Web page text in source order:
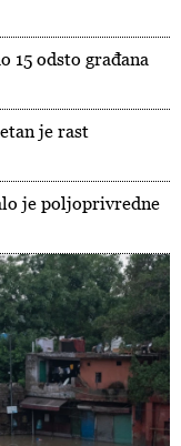
15 odsto građana
je rast
je poljoprivredne